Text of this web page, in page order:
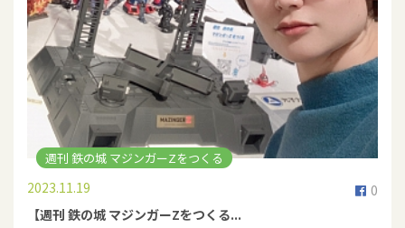
週刊 鉄の城 マジンガーZをつくる
0
2023.11.19
【週刊 鉄の城 マジンガーZをつくる...